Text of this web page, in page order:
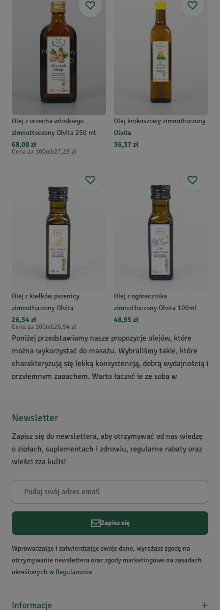
Olej z orzecha włoskiego
zimnotłoczony Olvita 250 ml
68,08 zł
Cena za 100ml:27,23 zł
Olej krokoszowy zimnotłoczony
Olvita
36,37 zł
Olej z kiełków pszenicy
zimnotłoczony Olvita
26,54 zł
Cena za 100ml:26,54 zł
Olej z ogórecznika
zimnotłoczony Olvita 100ml
48,95 zł
Poniżej przedstawiamy nasze propozycje olejów, które
można wykorzystać do masażu. Wybraliśmy takie, które
charakteryzują się lekką konsystencją, dobrą wydajnością i
przyjemnym zapachem. Warto łączyć je ze sobą w
Newsletter
Zapisz się do newslettera, aby otrzymywać od nas wiedzę
o ziołach, suplementach i zdrowiu, regularne rabaty oraz
wieści zza kulis!
Zapisz się
Wprowadzając i zatwierdzając swoje dane, wyrażasz zgodę na
otrzymywanie newslettera oraz zgody marketingowe na zasadach
określonych w Regulaminie
Informacje